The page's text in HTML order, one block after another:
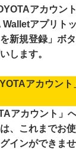
アカウン
Walletアプリト
新規登録」ボ
します。
アカウン
アカウント」
、これまでお
グインができま